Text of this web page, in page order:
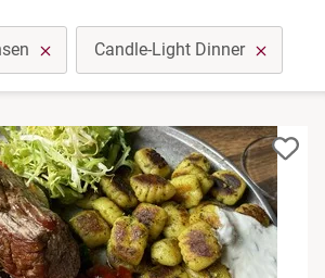
Candle-Light Dinner